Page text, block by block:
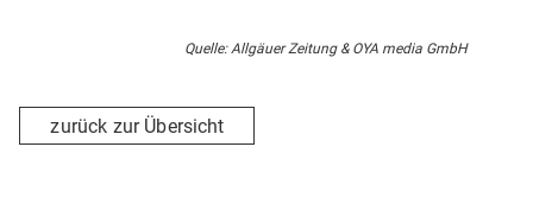
Quelle: Allgäuer Zeitung & OYA media GmbH
zurück zur Übersicht